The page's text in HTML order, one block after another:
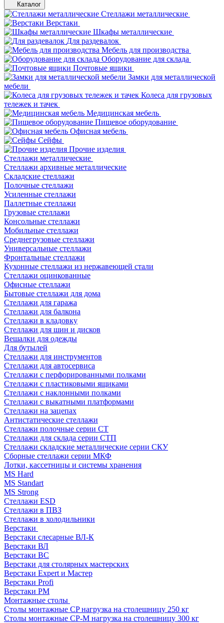
Каталог
Стеллажи металлические
Верстаки
Шкафы металлические
Для раздевалок
Мебель для производства
Оборудование для склада
Почтовые ящики
Замки для металлической
мебели
Колеса для грузовых
тележек и тачек
Медицинская мебель
Пищевое оборудование
Офисная мебель
Сейфы
Прочие изделия
Стеллажи металлические
Cтеллажи архивные металлические
Складские стеллажи
Полочные стеллажи
Усиленные стеллажи
Паллетные стеллажи
Грузовые стеллажи
Консольные стеллажи
Мобильные стеллажи
Среднегрузовые стеллажи
Универсальные стеллажи
Фронтальные стеллажи
Кухонные стеллажи из нержавеющей стали
Стеллажи оцинкованные
Офисные стеллажи
Бытовые стеллажи для дома
Стеллажи для гаража
Стеллажи для балкона
Стеллажи в кладовку
Стеллажи для шин и дисков
Вешалки для одежды
Для бутылей
Стеллажи для инструментов
Стеллажи для автосервиса
Стеллажи с перфорированными полками
Стеллажи с пластиковыми ящиками
Стеллажи с наклонными полками
Стеллажи с выкатными платформами
Стеллажи на зацепах
Антистатические стеллажи
Стеллажи полочные серии СТ
Стеллажи для склада серии СТП
Стеллажи складские металлические серии СКУ
Сборные стеллажи серии МКФ
Лотки, кассетницы и системы хранения
MS Hard
MS Standart
MS Strong
Стеллажи ESD
Стеллажи в ПВЗ
Стеллажи в холодильники
Верстаки
Верстаки слесарные ВЛ-К
Верстаки ВЛ
Верстаки ВС
Верстаки для столярных мастерских
Верстаки Expert и Мастер
Верстаки Profi
Верстаки РМ
Монтажные столы
Столы монтажные СP нагрузка на столешницу 250 кг
Столы монтажные СР-М нагрузка на столешницу 300 кг